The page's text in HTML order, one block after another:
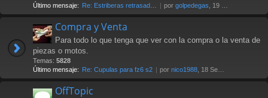
Último mensaje: Re: Estriberas retrasadas por golpedegas , 19 Nov 2024 13:08
Compra y Venta
Para todo lo que tenga que ver con la compra o la venta de
piezas o motos.
Temas: 5828
Último mensaje: Re: Cupulas para fz6 s2 por nico1988 , 18 Sep 2025 07:03
OffTopic